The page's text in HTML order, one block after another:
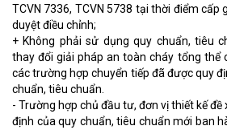
TCVN 7336, TCVN 5738 tại thời điểm cấp
duyệt điều chỉnh;
+ Không phải sử dụng quy chuẩn, tiêu
thay đổi giải pháp an toàn cháy tổng thể
các trường hợp chuyển tiếp đã được quy
chuẩn, tiêu chuẩn.
- Trường hợp chủ đầu tư, đơn vị thiết kế
định của quy chuẩn, tiêu chuẩn mới ban